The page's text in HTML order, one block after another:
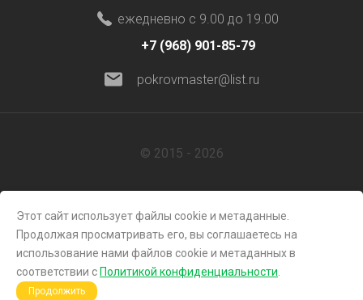
ежедневно с 9.00 до 19.00
+7 (968) 901-85-79
pokrovmaster@list.ru
© 2015 - 2026
Megagroup.ru
Этот сайт использует файлы cookie и метаданные.
Продолжая просматривать его, вы соглашаетесь на
использование нами файлов cookie и метаданных в
соответствии с Политикой конфиденциальности
Продолжить